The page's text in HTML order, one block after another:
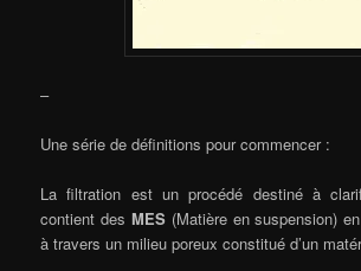
–
Une série de définitions pour commencer :
La filtration est un procédé destiné à
contient des MES(Matière en suspension)
à travers un milieu poreux constitué d’un